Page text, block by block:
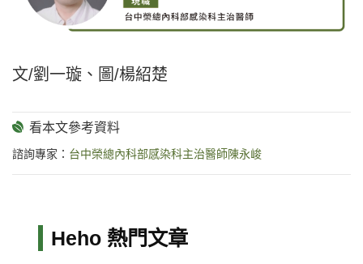
文/劉一璇、圖/楊紹楚
諮詢專家： 台中榮總內科部感染科主治醫師陳永峻
Heho 熱門文章